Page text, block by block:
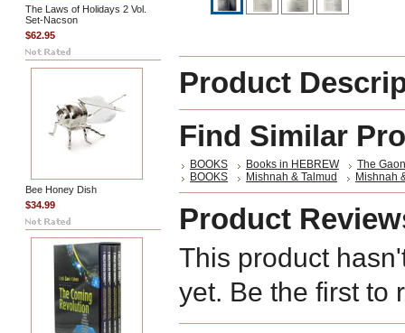
The Laws of Holidays 2 Vol.
Set-Nacson
$62.95
Bee Honey Dish
$34.99
Product
Find Similar
BOOKS Books in HEBREW
The
BOOKS
Mishnah & Talmud Mishnah
Product
This product
yet. Be the first to